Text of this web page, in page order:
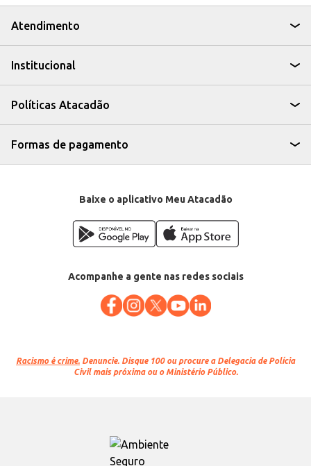
Com o Ralador Inox Tramontina, você terá um aliado na cozinha,
agregando praticidade e versatilidade ao seu dia a dia.
Atendimento
Institucional
Políticas Atacadão
Formas de pagamento
Baixe o aplicativo Meu Atacadão
Acompanhe a gente nas redes sociais
Racismo é crime. Denuncie. Disque 100 ou procure a Delegacia de Polícia
Civil mais próxima ou o Ministério Público.